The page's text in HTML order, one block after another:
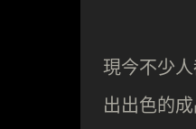
現今不少
出出色的